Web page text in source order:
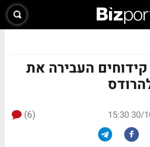
העבירה את
30/10/
(6)